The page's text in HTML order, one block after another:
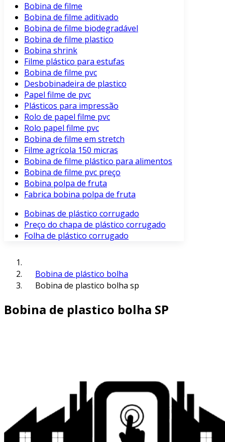
Bobina de filme
Bobina de filme aditivado
Bobina de filme biodegradável
Bobina de filme plastico
Bobina shrink
Filme plástico para estufas
Bobina de filme pvc
Desbobinadeira de plastico
Papel filme de pvc
Plásticos para impressão
Rolo de papel filme pvc
Rolo papel filme pvc
Bobina de filme em stretch
Filme agrícola 150 micras
Bobina de filme plástico para alimentos
Bobina de filme pvc preço
Bobina polpa de fruta
Fabrica bobina polpa de fruta
Bobinas de plástico corrugado
Preço do chapa de plástico corrugado
Folha de plástico corrugado
Bobina de plástico bolha
Bobina de plastico bolha sp
Bobina de plastico bolha SP